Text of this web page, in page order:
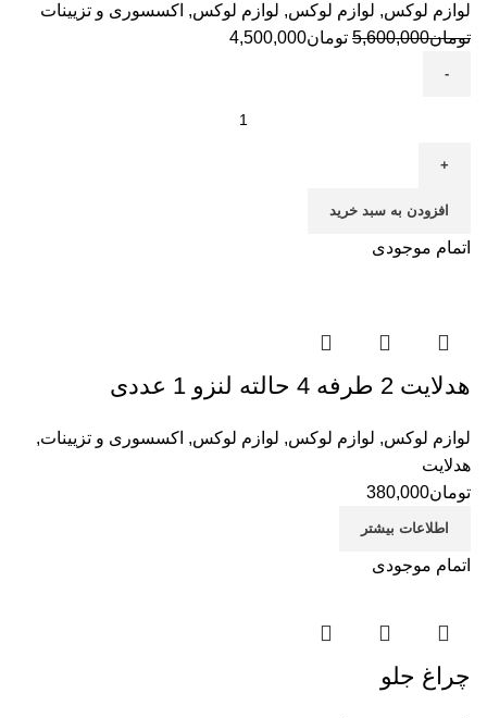
لوازم لوکس, لوازم لوکس, لوازم لوکس, اکسسوری و تزیینات
تومان5,600,000 تومان4,500,000
افزودن به سبد خرید
اتمام موجودی
هدلایت 2 طرفه 4 حالته لنزو 1 عددی
لوازم لوکس, لوازم لوکس, لوازم لوکس, اکسسوری و تزیینات,
هدلایت
تومان380,000
اطلاعات بیشتر
اتمام موجودی
چراغ جلو